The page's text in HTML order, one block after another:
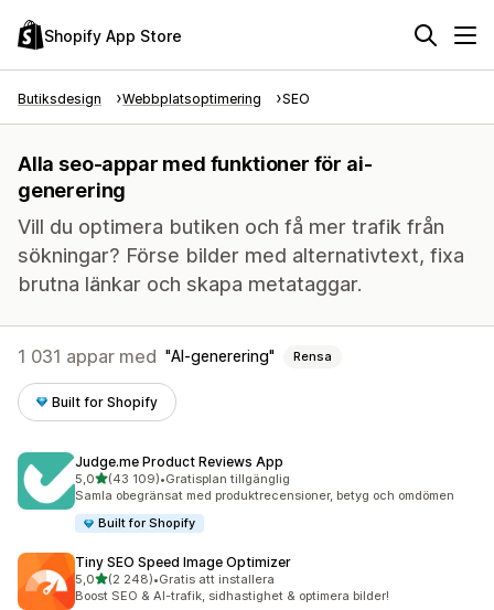
Shopify App Store
Butiksdesign Webbplatsoptimering SEO
Alla seo-appar med funktioner för ai-
generering
Vill du optimera butiken och få mer trafik från
sökningar? Förse bilder med alternativtext, fixa
brutna länkar och skapa metataggar.
1 031 appar med AI-generering Rensa
Built for Shopify
Judge.me Product Reviews App
5,0av 5 stjärnor
(43 109)
43109 recensioner totalt
•Gratisplan tillgänglig
Samla obegränsat med produktrecensioner, betyg och omdömen
Built for Shopify
Tiny SEO Speed Image Optimizer
5,0av 5 stjärnor
(2 248)
2248 recensioner totalt
•Gratis att installera
Boost SEO & AI-trafik, sidhastighet & optimera bilder!